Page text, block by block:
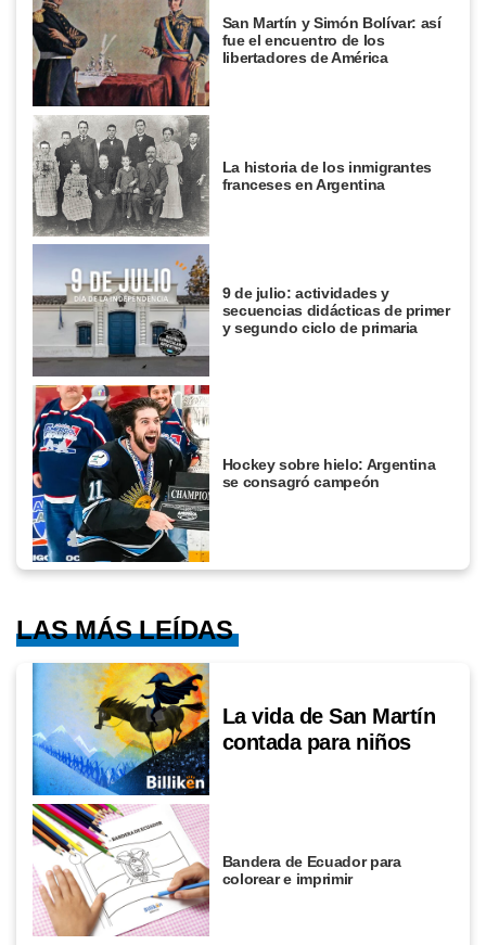
San Martín y Simón Bolívar: así
fue el encuentro de los
libertadores de América
La historia de los inmigrantes
franceses en Argentina
9 de julio: actividades y
secuencias didácticas de primer
y segundo ciclo de primaria
Hockey sobre hielo: Argentina
se consagró campeón
LAS MÁS LEÍDAS
La vida de San Martín
contada para niños
Bandera de Ecuador para
colorear e imprimir